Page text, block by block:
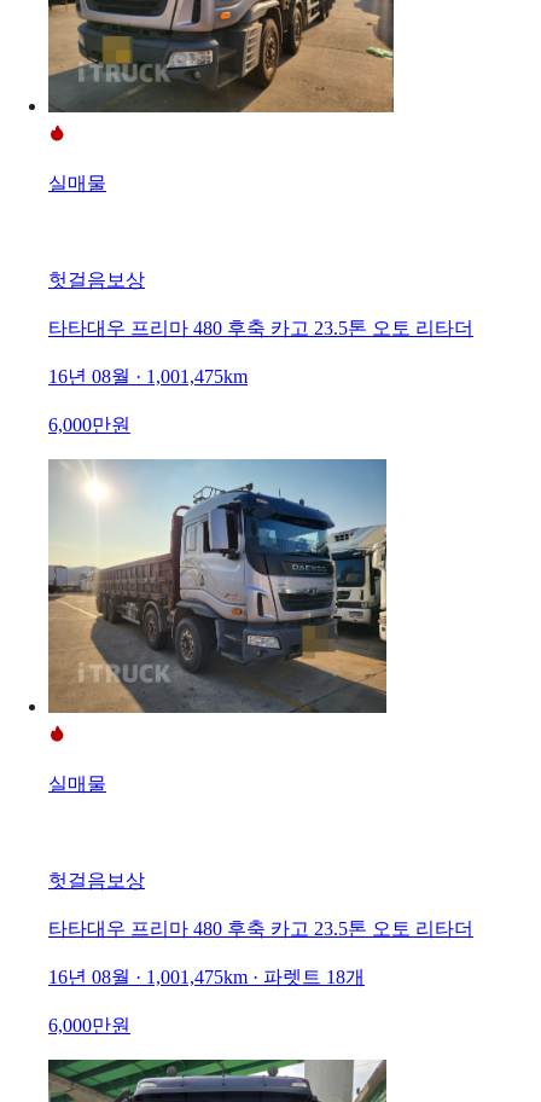
실매물
헛걸음보상
타타대우 프리마 480 후축 카고 23.5톤 오토 리타더
16년 08월 · 1,001,475km
6,000만원
실매물
헛걸음보상
타타대우 프리마 480 후축 카고 23.5톤 오토 리타더
16년 08월 · 1,001,475km · 파렛트 18개
6,000만원